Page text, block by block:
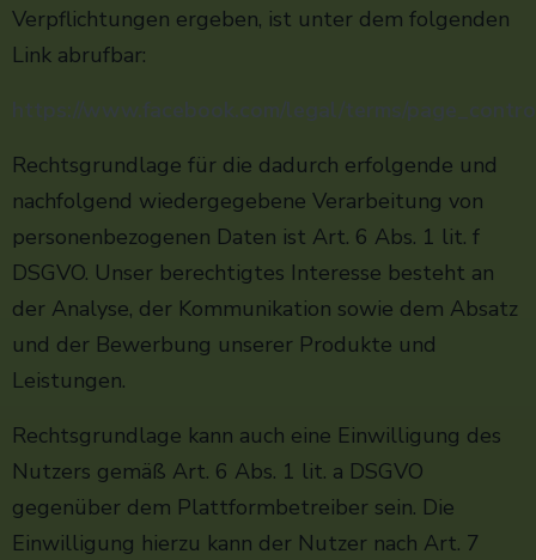
Verpflichtungen ergeben, ist unter dem folgenden
Link abrufbar:
https://www.facebook.com/legal/terms/
Rechtsgrundlage für die dadurch erfolgende und
nachfolgend wiedergegebene Verarbeitung von
personenbezogenen Daten ist Art. 6 Abs. 1 lit. f
DSGVO. Unser berechtigtes Interesse besteht an
der Analyse, der Kommunikation sowie dem Absatz
und der Bewerbung unserer Produkte und
Leistungen.
Rechtsgrundlage kann auch eine Einwilligung des
Nutzers gemäß Art. 6 Abs. 1 lit. a DSGVO
gegenüber dem Plattformbetreiber sein. Die
Einwilligung hierzu kann der Nutzer nach Art. 7